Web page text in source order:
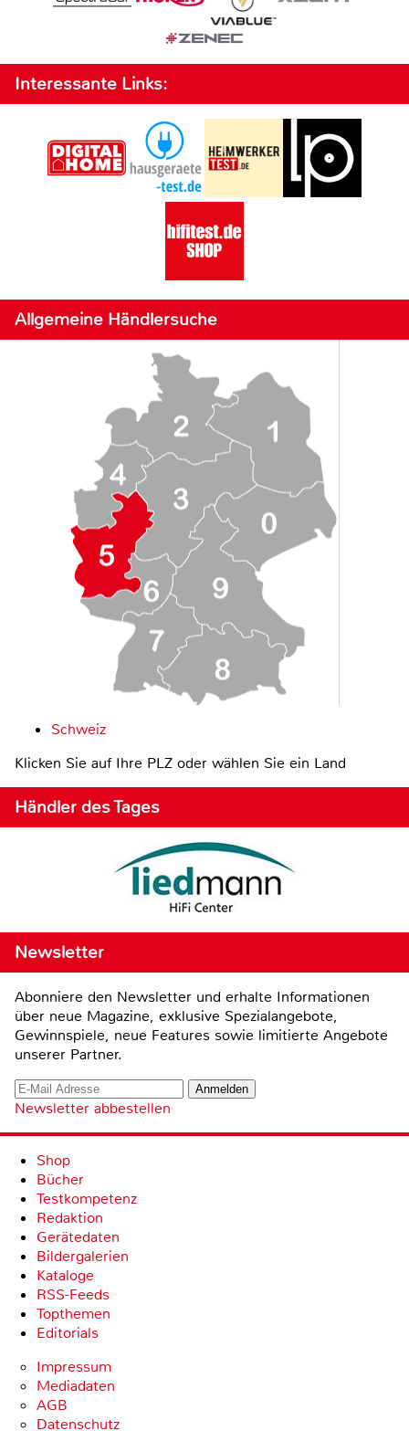
Interessante Links:
Allgemeine Händlersuche
Schweiz
Klicken Sie auf Ihre PLZ oder wählen Sie ein Land
Händler des Tages
Newsletter
Abonniere den Newsletter und erhalte Informationen
über neue Magazine, exklusive Spezialangebote,
Gewinnspiele, neue Features sowie limitierte Angebote
unserer Partner.
Newsletter abbestellen
Shop
Bücher
Testkompetenz
Redaktion
Gerätedaten
Bildergalerien
Kataloge
RSS-Feeds
Topthemen
Editorials
Impressum
Mediadaten
AGB
Datenschutz